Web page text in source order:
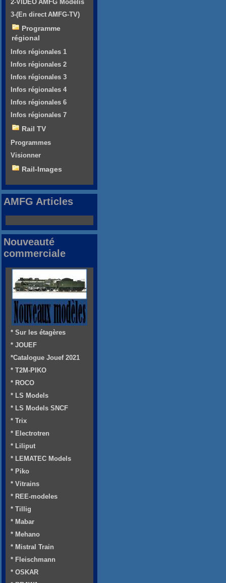
2-VIDEO AMFG Modélis
3-(En direct AMFG-TV)
Programme
régional
Infos régionales 1
Infos régionales 2
Infos régionales 3
Infos régionales 4
Infos régionales 6
Infos régionales 7
Rail TV
Programmes
Visionner
Rail-Images
AMFG Articles
Nouveauté
commerciale
* Sur les étagères
* JOUEF
*Catalogue Jouef 2021
* T2M-PIKO
* ROCO
* LS Models
* LS Models SNCF
* Trix
* Electrotren
* Liliput
* LEMATEC Models
* Piko
* Vitrains
* REE-modeles
* Tillig
* Mabar
* Mehano
* Mistral Train
* Fleischmann
* OSKAR